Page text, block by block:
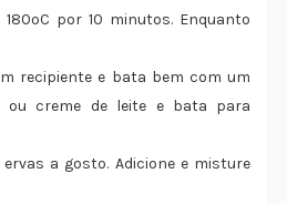
por 10 minutos. Enquanto
recipiente e bata bem com um
ou creme de leite e bata para
a gosto. Adicione e misture